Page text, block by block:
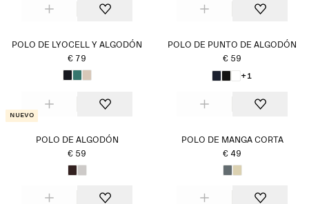
POLO DE LYOCELL Y ALGODÓN
€ 79
POLO DE PUNTO DE ALGODÓN
€ 59
+1
Nuevo
POLO DE ALGODÓN
€ 59
POLO DE MANGA CORTA
€ 49